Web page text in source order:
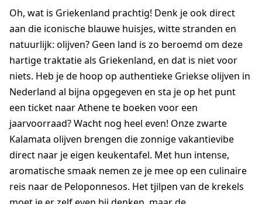
Oh, wat is Griekenland prachtig! Denk je ook direct
aan die iconische blauwe huisjes, witte stranden en
natuurlijk: olijven? Geen land is zo beroemd om deze
hartige traktatie als Griekenland, en dat is niet voor
niets. Heb je de hoop op authentieke Griekse olijven in
Nederland al bijna opgegeven en sta je op het punt
een ticket naar Athene te boeken voor een
jaarvoorraad? Wacht nog heel even! Onze zwarte
Kalamata olijven brengen die zonnige vakantievibe
direct naar je eigen keukentafel. Met hun intense,
aromatische smaak nemen ze je mee op een culinaire
reis naar de Peloponnesos. Het tjilpen van de krekels